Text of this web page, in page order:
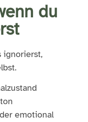
du
ignorierst,
emotional